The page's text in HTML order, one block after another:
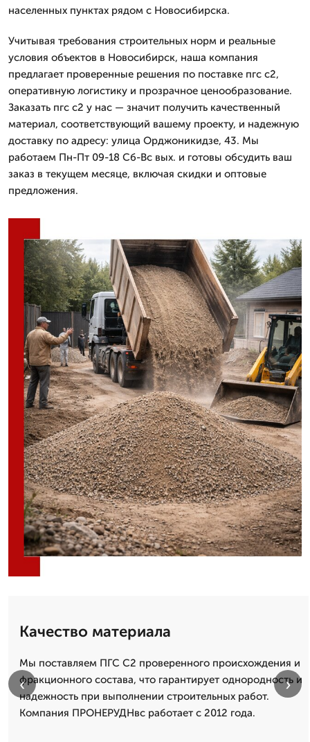
населенных пунктах рядом с Новосибирска.
Учитывая требования строительных норм и реальные
условия объектов в Новосибирск, наша компания
предлагает проверенные решения по поставке пгс с2,
оперативную логистику и прозрачное ценообразование.
Заказать пгс с2 у нас — значит получить качественный
материал, соответствующий вашему проекту, и надежную
доставку по адресу: улица Орджоникидзе, 43. Мы
работаем Пн-Пт 09-18 Сб-Вс вых. и готовы обсудить ваш
заказ в текущем месяце, включая скидки и оптовые
предложения.
Качество материала
Мы поставляем ПГС С2 проверенного происхождения и
фракционного состава, что гарантирует однородность и
надежность при выполнении строительных работ.
Компания ПРОНЕРУДНвс работает с 2012 года.
‹ ›